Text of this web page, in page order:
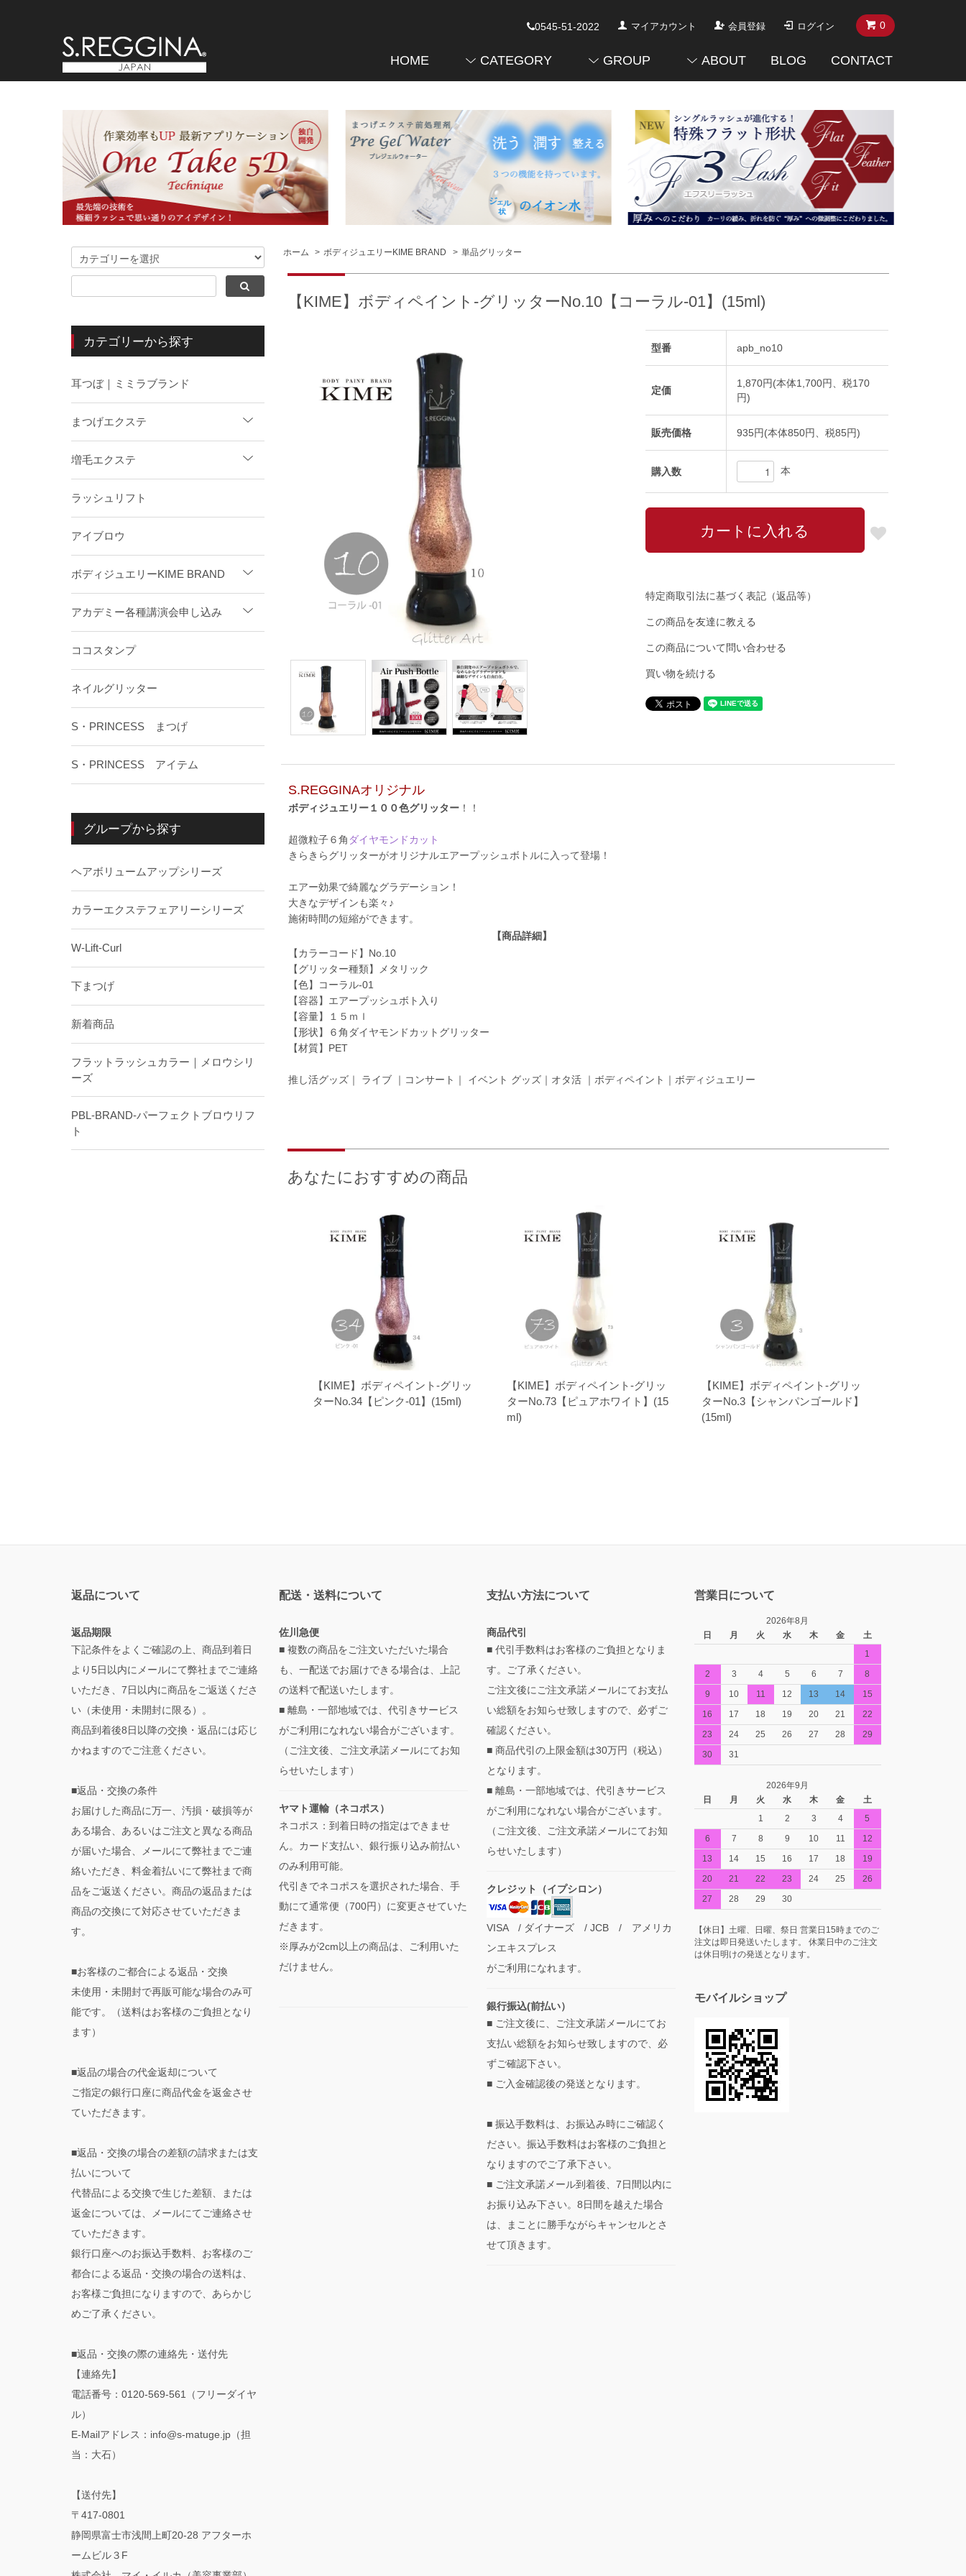
0
0545-51-2022 マイアカウント 会員登録 ログイン
HOME CATEGORY GROUP ABOUT BLOG CONTACT
ホーム > ボディジュエリーKIME BRAND > 単品グリッター
【KIME】ボディペイント-グリッターNo.10【コーラル-01】(15ml)
型番 apb_no10
定価
1,870円(本体1,700円、税170
円)
販売価格 935円(本体850円、税85円)
購入数 本
特定商取引法に基づく表記（返品等）
この商品を友達に教える
この商品について問い合わせる
買い物を続ける
S.REGGINAオリジナル
ボディジュエリー１００色グリッター！！
超微粒子６角 ダイヤモンドカット
きらきらグリッターがオリジナルエアープッシュボトルに入って登場！
エアー効果で綺麗なグラデーション！
大きなデザインも楽々♪
施術時間の短縮ができます。
【商品詳細】
【カラーコード】No.10
【グリッター種類】メタリック
【色】コーラル-01
【容器】エアープッシュボト入り
【容量】１５ｍｌ
【形状】６角ダイヤモンドカットグリッター
【材質】PET
推し活グッズ｜ ライブ ｜コンサート｜ イベント グッズ｜オタ活 ｜ボディペイント｜ボディジュエリー
あなたにおすすめの商品
【KIME】ボディペイント-グリッ
ターNo.34【ピンク-01】(15ml)
【KIME】ボディペイント-グリッ
ターNo.73【ピュアホワイト】(15
ml)
【KIME】ボディペイント-グリッ
ターNo.3【シャンパンゴールド】
(15ml)
カテゴリーから探す
耳つぼ｜ミミラブランド
まつげエクステ
増毛エクステ
ラッシュリフト
アイブロウ
ボディジュエリーKIME BRAND
アカデミー各種講演会申し込み
ココスタンプ
ネイルグリッター
S・PRINCESS まつげ
S・PRINCESS アイテム
グループから探す
ヘアボリュームアップシリーズ
カラーエクステフェアリーシリーズ
W-Lift-Curl
下まつげ
新着商品
フラットラッシュカラー｜メロウシリ
ーズ
PBL-BRAND-パーフェクトブロウリフ
ト
返品について
返品期限
下記条件をよくご確認の上、商品到着日
より5日以内にメールにて弊社までご連絡
いただき、7日以内に商品をご返送くださ
い（未使用・未開封に限る）。
商品到着後8日以降の交換・返品には応じ
かねますのでご注意ください。
■返品・交換の条件
お届けした商品に万一、汚損・破損等が
ある場合、あるいはご注文と異なる商品
が届いた場合、メールにて弊社までご連
絡いただき、料金着払いにて弊社まで商
品をご返送ください。商品の返品または
商品の交換にて対応させていただきま
す。
■お客様のご都合による返品・交換
未使用・未開封で再販可能な場合のみ可
能です。（送料はお客様のご負担となり
ます）
■返品の場合の代金返却について
ご指定の銀行口座に商品代金を返金させ
ていただきます。
■返品・交換の場合の差額の請求または支
払いについて
代替品による交換で生じた差額、または
返金については、メールにてご連絡させ
ていただきます。
銀行口座へのお振込手数料、お客様のご
都合による返品・交換の場合の送料は、
お客様ご負担になりますので、あらかじ
めご了承ください。
■返品・交換の際の連絡先・送付先
【連絡先】
電話番号：0120-569-561（フリーダイヤ
ル）
E-Mailアドレス：info@s-matuge.jp（担
当：大石）
【送付先】
〒417-0801
静岡県富士市浅間上町20-28 アフターホ
ームビル３F
配送・送料について
佐川急便
■ 複数の商品をご注文いただいた場合
も、一配送でお届けできる場合は、上記
の送料で配送いたします。
■ 離島・一部地域では、代引きサービス
がご利用になれない場合がございます。
（ご注文後、ご注文承諾メールにてお知
らせいたします）
ヤマト運輸（ネコポス）
ネコポス：到着日時の指定はできませ
ん。カード支払い、銀行振り込み前払い
のみ利用可能。
代引きでネコポスを選択された場合、手
動にて通常便（700円）に変更させていた
だきます。
※厚みが2cm以上の商品は、ご利用いた
だけません。
支払い方法について
商品代引
■ 代引手数料はお客様のご負担となりま
す。ご了承ください。
ご注文後にご注文承諾メールにてお支払
い総額をお知らせ致しますので、必ずご
確認ください。
■ 商品代引の上限金額は30万円（税込）
となります。
■ 離島・一部地域では、代引きサービス
がご利用になれない場合がございます。
（ご注文後、ご注文承諾メールにてお知
らせいたします）
クレジット（イプシロン）
VISA / ダイナーズ / JCB / アメリカ
ンエキスプレス
がご利用になれます。
銀行振込(前払い）
■ ご注文後に、ご注文承諾メールにてお
支払い総額をお知らせ致しますので、必
ずご確認下さい。
■ ご入金確認後の発送となります。
■ 振込手数料は、お振込み時にご確認く
ださい。振込手数料はお客様のご負担と
なりますのでご了承下さい。
■ ご注文承諾メール到着後、7日間以内に
お振り込み下さい。8日間を越えた場合
は、まことに勝手ながらキャンセルとさ
せて頂きます。
営業日について
2026年8月
日
月 火 水 木 金
土
1
2
3 4 5 6 7
8
9
10 11 12 13 14
15
16
17 18 19 20 21
22
23
24 25 26 27 28
29
30
31
2026年9月
日
月 火 水 木 金
土
1
2 3 4
5
6
7 8 9 10 11
12
13
14 15 16 17 18
19
20
21 22 23 24 25
26
27
28 29 30
【休日】土曜、日曜、祭日 営業日15時までのご
注文は即日発送いたします。 休業日中のご注文
は休日明けの発送となります。
モバイルショップ